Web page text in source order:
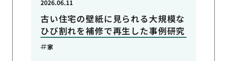
古い住宅の壁紙に見られる大規模な
ひび割れを補修で再生した事例研究
2026.06.11
家